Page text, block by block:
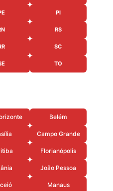
PI
RS
SC
TO
Belém
Campo Grande
Florianópolis
João Pessoa
Manaus